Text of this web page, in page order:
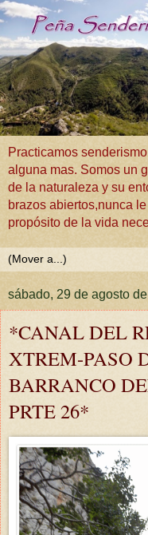
Practicamos
alguna mas. Somos un
de la naturaleza y su
brazos abiertos,nunca
propósito de la vida
sábado, 29 de agosto
*CANAL DEL
XTREM-PASO
BARRANCO
PRTE 26*